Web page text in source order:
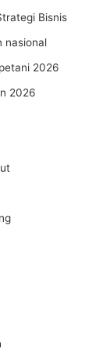
Bisnis
nasional
2026
2026